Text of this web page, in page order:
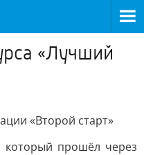
«Лучший
«Второй старт»
который прошёл через